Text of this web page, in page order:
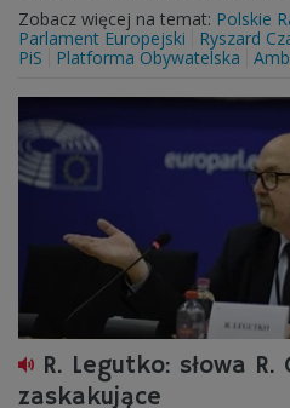
Zobacz więcej na temat: Polskie
Parlament Europejski
Ryszard
PiS
Platforma Obywatelska
R. Legutko: słowa
zaskakujące